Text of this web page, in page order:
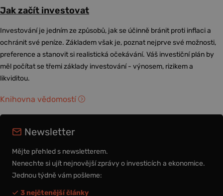
Jak začít investovat
Investování je jedním ze způsobů, jak se účinně bránit proti inflaci a
ochránit své peníze. Základem však je, poznat nejprve své možnosti,
preference a stanovit si realistická očekávání. Váš investiční plán by
měl počítat se třemi základy investování - výnosem, rizikem a
likviditou.
Knihovna vědomostí
Newsletter
Mějte přehled s newsletterem.
Nenechte si ujít nejnovější zprávy o investicích a ekonomice.
Jednou týdně vám pošleme:
3 nejčtenější články